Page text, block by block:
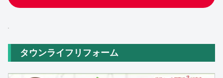
タウンライフリフォーム